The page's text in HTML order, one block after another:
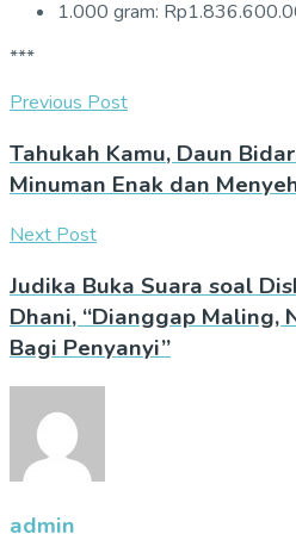
1.000 gram:
***
Previous Post
Tahukah Kamu, Daun
Minuman Enak dan
Next Post
Judika Buka Suara soal
Dhani, “Dianggap Maling,
Bagi Penyanyi”
admin